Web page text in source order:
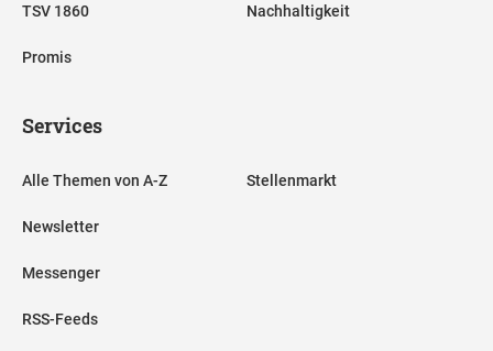
TSV 1860
Promis
Nachhaltigkeit
Services
Alle Themen von A-Z
Newsletter
Messenger
RSS-Feeds
Stellenmarkt